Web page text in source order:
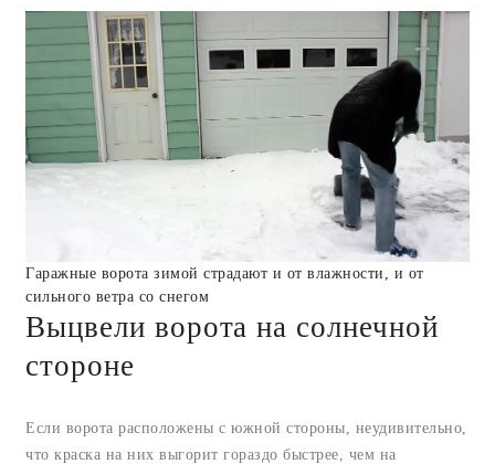
Гаражные ворота зимой страдают и от влажности, и от
сильного ветра со снегом
Выцвели ворота на солнечной
стороне
Если ворота расположены с южной стороны, неудивительно,
что краска на них выгорит гораздо быстрее, чем на